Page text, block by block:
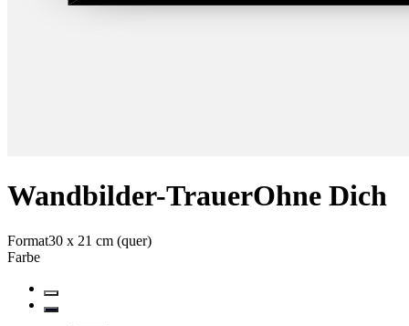
Wandbilder-TrauerOhne Dich
Format30 x 21 cm (quer)
Farbe